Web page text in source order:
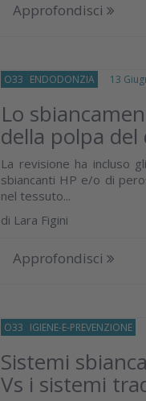
Approfondisci
O33 ENDODONZIA 13
Lo
della polpa del
La revisione ha incluso
sbiancanti HP e/o di
nel tessuto...
di Lara Figini
Approfondisci
O33 IGIENE-E-PREVENZIONE
Sistemi
Vs i sistemi